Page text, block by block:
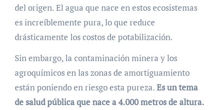
del origen. El agua que nace en estos ecosistemas
es increíblemente pura, lo que reduce
drásticamente los costos de potabilización.
Sin embargo, la contaminación minera y los
agroquímicos en las zonas de amortiguamiento
están poniendo en riesgo esta pureza.Es un tema
de salud pública que nace a 4.000 metros de altura.